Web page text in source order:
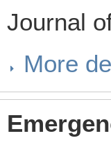
Journal
More